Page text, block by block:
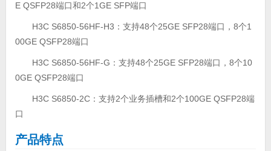
E QSFP28端口和2个1GE SFP端口
H3C S6850-56HF-H3：支持48个25GE SFP28端口，8个1
00GE QSFP28端口
H3C S6850-56HF-G：支持48个25GE SFP28端口，8个10
0GE QSFP28端口
H3C S6850-2C：支持2个业务插槽和2个100GE QSFP28端
口
产品特点